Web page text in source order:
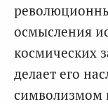
осмысления
космических
делает его
символизмом